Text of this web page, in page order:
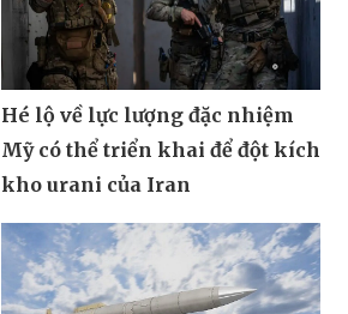
Hé lộ về lực lượng đặc nhiệm
Mỹ có thể triển khai để đột kích
kho urani của Iran